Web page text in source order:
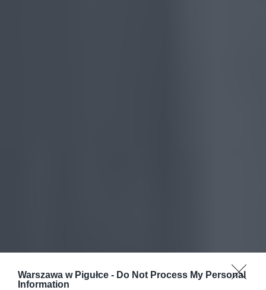
Warszawa w Pigułce - Do Not Process My Personal
Information